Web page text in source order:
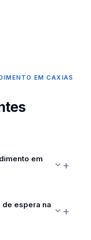
EM CAXIAS
em
espera na